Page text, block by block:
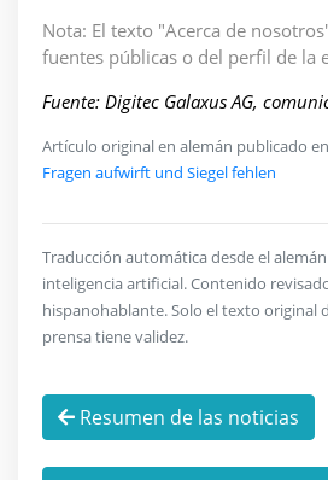
Nota: El texto "Acerca de
fuentes públicas o del perfil de la
Fuente: Digitec Galaxus AG,
Artículo original en alemán publicado
Fragen aufwirft und Siegel fehlen
Traducción automática desde el
inteligencia artificial. Contenido
hispanohablante. Solo el texto original
prensa tiene validez.
Resumen de las noticias